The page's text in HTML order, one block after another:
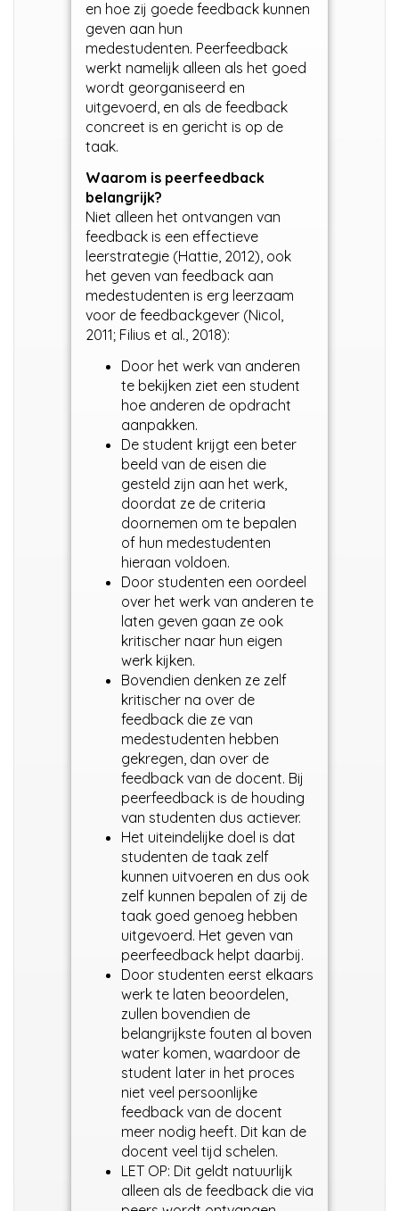
en hoe zij goede feedback kunnen
geven aan hun
medestudenten. Peerfeedback
werkt namelijk alleen als het goed
wordt georganiseerd en
uitgevoerd, en als de feedback
concreet is en gericht is op de
taak.
Waarom is peerfeedback
belangrijk?
Niet alleen het ontvangen van
feedback is een effectieve
leerstrategie (Hattie, 2012), ook
het geven van feedback aan
medestudenten is erg leerzaam
voor de feedbackgever (Nicol,
2011; Filius et al., 2018):
Door het werk van anderen
te bekijken ziet een student
hoe anderen de opdracht
aanpakken.
De student krijgt een beter
beeld van de eisen die
gesteld zijn aan het werk,
doordat ze de criteria
doornemen om te bepalen
of hun medestudenten
hieraan voldoen.
Door studenten een oordeel
over het werk van anderen te
laten geven gaan ze ook
kritischer naar hun eigen
werk kijken.
Bovendien denken ze zelf
kritischer na over de
feedback die ze van
medestudenten hebben
gekregen, dan over de
feedback van de docent. Bij
peerfeedback is de houding
van studenten dus actiever.
Het uiteindelijke doel is dat
studenten de taak zelf
kunnen uitvoeren en dus ook
zelf kunnen bepalen of zij de
taak goed genoeg hebben
uitgevoerd. Het geven van
peerfeedback helpt daarbij.
Door studenten eerst elkaars
werk te laten beoordelen,
zullen bovendien de
belangrijkste fouten al boven
water komen, waardoor de
student later in het proces
niet veel persoonlijke
feedback van de docent
meer nodig heeft. Dit kan de
docent veel tijd schelen.
LET OP: Dit geldt natuurlijk
alleen als de feedback die via